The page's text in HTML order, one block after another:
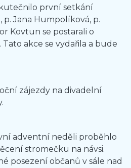
první setkání
Jana Humpolíková, p.
Kovtun se postarali o
akce se vydařila a bude
zájezdy na divadelní
adventní neděli proběhlo
stromečku na návsi.
posezení občanů v sále nad